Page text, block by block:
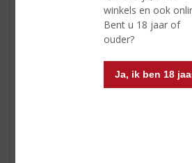
winkels en ook
Bent u 18 jaar of
ouder?
Ja, ik ben 18
Alcoholpercentage
40% vol
vol amber